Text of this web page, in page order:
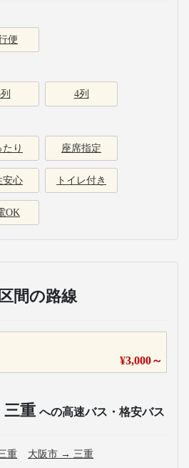
便
4列
たり 座席指定
安心 トイレ付き
OK
間の路線
¥3,000～
三重 への高速バス・格安バス
重 大阪市 → 三重